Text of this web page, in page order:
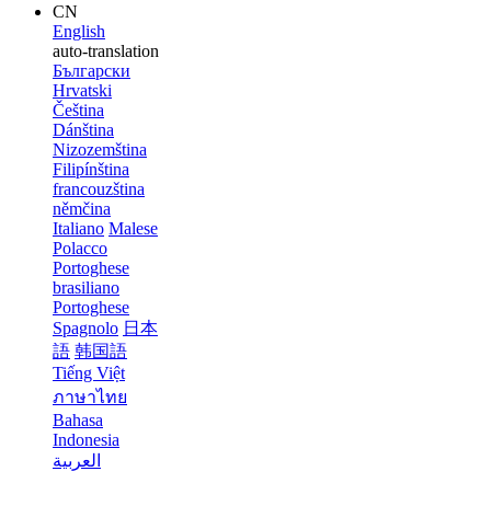
CN
English
auto-translation
Български
Hrvatski
Čeština
Dánština
Nizozemština
Filipínština
francouzština
němčina
Italiano Malese
Polacco
Portoghese
brasiliano
Portoghese
Spagnolo 日本
語 韩国語
Tiếng Việt
ภาษาไทย
Bahasa
Indonesia
العربية